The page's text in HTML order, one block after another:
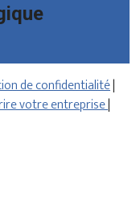
de confidentialité|
votre entreprise|